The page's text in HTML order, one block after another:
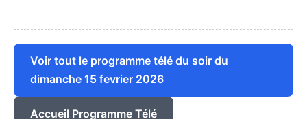
Voir tout le programme télé du soir du
dimanche 15 fevrier 2026
Accueil Programme Télé